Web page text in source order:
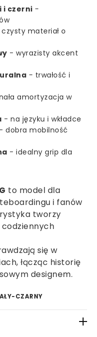
i czerni -
materiał o
- wyrazisty akcent
- trwałość i
amortyzacja w
- na języku i wkładce
- dobra mobilność
- idealny grip dla
to model dla
i fanów
tworzy
się w
łącząc historię
designem.
CZARNY